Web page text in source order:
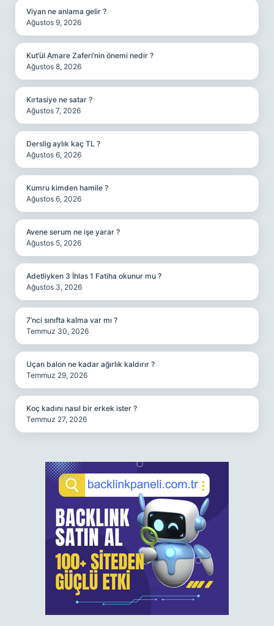
Viyan ne anlama gelir ?
Ağustos 9, 2026
Kut’ül Amare Zaferi’nin önemi nedir ?
Ağustos 8, 2026
Kırtasiye ne satar ?
Ağustos 7, 2026
Derslig aylık kaç TL ?
Ağustos 6, 2026
Kumru kimden hamile ?
Ağustos 6, 2026
Avene serum ne işe yarar ?
Ağustos 5, 2026
Adetliyken 3 İhlas 1 Fatiha okunur mu ?
Ağustos 3, 2026
7’nci sınıfta kalma var mı ?
Temmuz 30, 2026
Uçan balon ne kadar ağırlık kaldırır ?
Temmuz 29, 2026
Koç kadını nasıl bir erkek ister ?
Temmuz 27, 2026